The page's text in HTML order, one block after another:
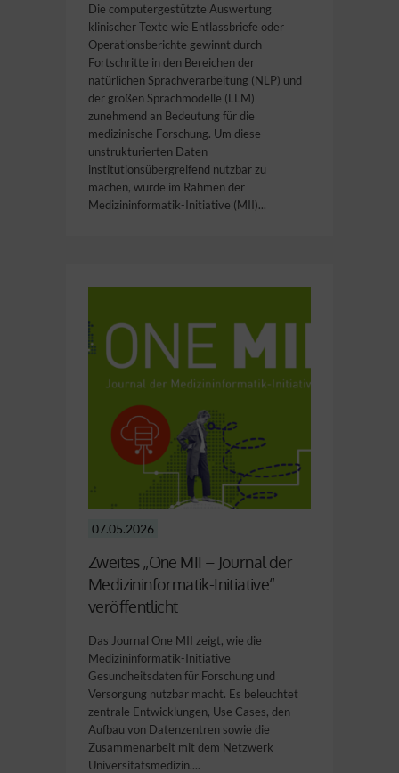
Die computergestützte Auswertung
klinischer Texte wie Entlassbriefe oder
Operationsberichte gewinnt durch
Fortschritte in den Bereichen der
natürlichen Sprachverarbeitung (NLP) und
der großen Sprachmodelle (LLM)
zunehmend an Bedeutung für die
medizinische Forschung. Um diese
unstrukturierten Daten
institutionsübergreifend nutzbar zu
machen, wurde im Rahmen der
Medizininformatik-Initiative (MII)...
07.05.2026
Zweites „One MII – Journal der
Medizininformatik-Initiative“
veröffentlicht
Das Journal One MII zeigt, wie die
Medizininformatik-Initiative
Gesundheitsdaten für Forschung und
Versorgung nutzbar macht. Es beleuchtet
zentrale Entwicklungen, Use Cases, den
Aufbau von Datenzentren sowie die
Zusammenarbeit mit dem Netzwerk
Universitätsmedizin....